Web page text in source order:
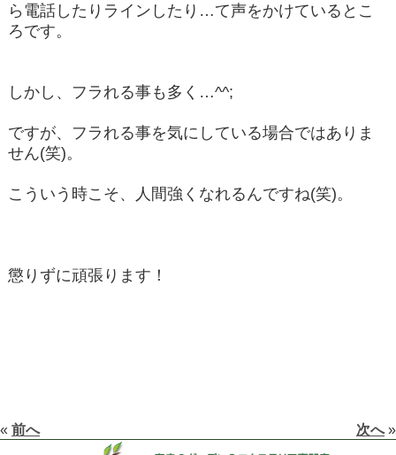
ら電話したりラインしたり…て声をかけているとこ
ろです。
しかし、フラれる事も多く…^^;
ですが、フラれる事を気にしている場合ではありま
せん(笑)。
こういう時こそ、人間強くなれるんですね(笑)。
懲りずに頑張ります！
« 前へ 次へ»